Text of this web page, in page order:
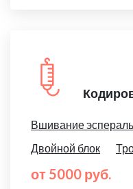
Вшивание эспераль
Двойной блок
от 5000 руб.